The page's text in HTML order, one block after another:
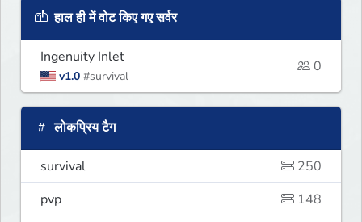
हाल ही में वोट किए गए सर्वर
Ingenuity Inlet
v1.0 #survival
0
लोकप्रिय टैग
survival
250
pvp
148